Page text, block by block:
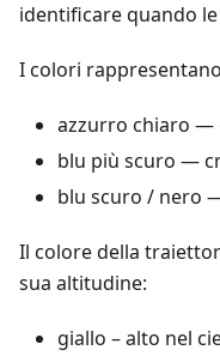
identificare quando
I colori
azzurro chiaro —
blu più scuro —
blu scuro / nero
Il colore della
sua altitudine:
giallo – alto nel